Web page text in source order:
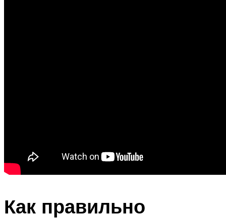
Как правильно